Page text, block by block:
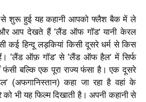
शुरू हुई यह कहानी आपको फ्लैश बैक में ले
आप देखते हैं ‘लैंड ऑफ गॉड’ यानी केरल
कई हिन्दू लड़कियां किसी दूसरे धर्म से किस
हैं। ‘लैंड ऑफ़ गॉड’ से ‘लैंड ऑफ हैल’ में सिर्फ
फंसी बल्कि एक पूरा राज्य फंसा है। एक दूसरे
(अफगानिस्तान) कहा जा रहा है वहां के
भी यह फिल्म दिखाती है। अपनी कहानी से